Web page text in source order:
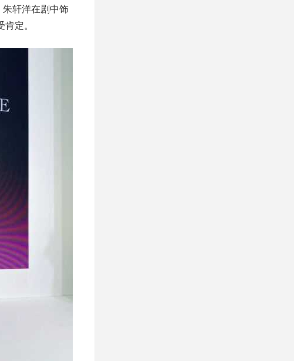
轩洋在剧中饰
定。